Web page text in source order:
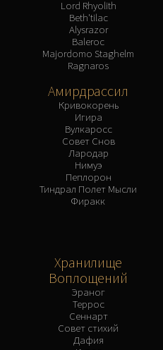
Lord Rhyolith
Beth'tilac
Alysrazor
Baleroc
Majordomo Staghelm
Ragnaros
Амирдрассил
Кривокорень
Игира
Вулкаросс
Совет Снов
Лародар
Нимуэ
Пеплорон
Тиндрал Полет Мысли
Фиракк
Хранилище
Воплощений
Эраног
Террос
Сеннарт
Совет стихий
Дафия